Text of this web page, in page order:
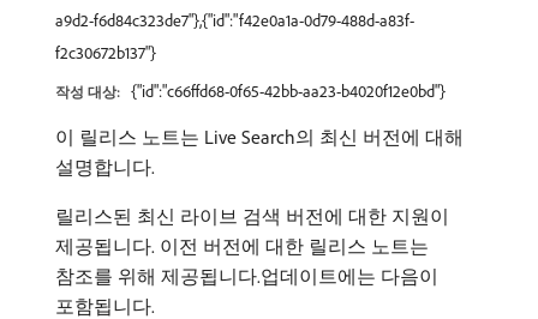
a9d2-f6d84c323de7"},{"id":"f42e0a1a-0d79-488d-a83f-
f2c30672b137"}
작성 대상: {"id":"c66ffd68-0f65-42bb-aa23-b4020f12e0bd"}
이 릴리스 노트는 Live Search의 최신 버전에 대해
설명합니다.
릴리스된 최신 라이브 검색 버전에 대한 지원이
제공됩니다. 이전 버전에 대한 릴리스 노트는
참조를 위해 제공됩니다.업데이트에는 다음이
포함됩니다.